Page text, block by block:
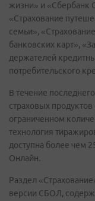
жизни» и «Сбербанк
«Страхование
семьи»,
банковских карт»,
держателей
потребительского
В течение
страховых
ограниченном
технология
доступна более чем
Онлайн.
Раздел
версии СБОЛ,